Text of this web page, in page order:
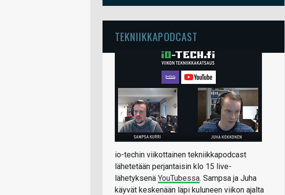
TEKNIIKKAPODCAST
io-techin viikottainen tekniikkapodcast
lähetetään perjantaisin klo 15 live-
lähetyksenä YouTubessa. Sampsa ja Juha
käyvät keskenään läpi kuluneen viikon ajalta